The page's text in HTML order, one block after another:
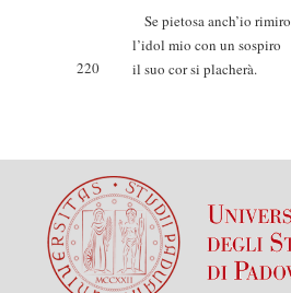
Se pietosa anch’io rimiro
l’idol mio con un sospiro
220
il suo cor si placherà.